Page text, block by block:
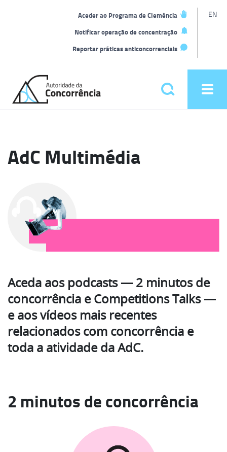
Aceder ao Programa de Clemência
Notificar operação de concentração
Reportar práticas anticoncorrenciais
EN
home
Pesquisar
AdC Multimédia
Aceda aos podcasts — 2 minutos de
concorrência e Competitions Talks —
e aos vídeos mais recentes
relacionados com concorrência e
toda a atividade da AdC.
2 minutos de concorrência